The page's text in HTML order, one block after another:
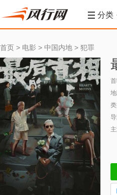
分类
首页 > 电影 > 中国内地 > 犯罪
首
地
类
导